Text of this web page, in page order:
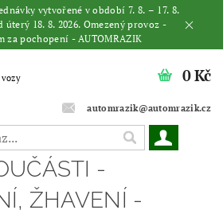
vytvořené v období 7. 8. – 17. 8.
úterý 18. 8. 2026. Omezený provoz -
za pochopení - AUTOMRAZIK
automrazik@automrazik.cz
0 Kč
-
ŽHAVENÍ -